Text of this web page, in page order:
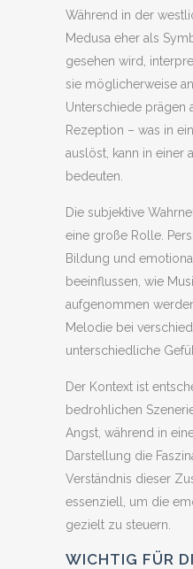
Während in der
Medusa eher als
gesehen wird,
sie möglicherweise
Unterschiede prägen
Rezeption – was in
auslöst, kann in einer
bedeuten.
Die subjektive
eine große Rolle.
Bildung und
beeinflussen, wie
aufgenommen
Melodie bei
unterschiedliche
Der Kontext ist
bedrohlichen
Angst, während in
Darstellung die
Verständnis dieser
essenziell, um die
gezielt zu steuern.
WICHTIG FÜR